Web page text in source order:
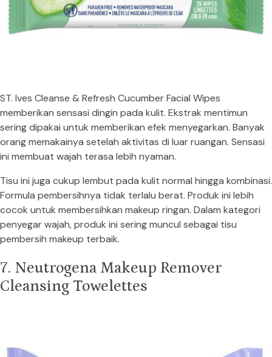
ST. Ives Cleanse & Refresh Cucumber Facial Wipes
memberikan sensasi dingin pada kulit. Ekstrak mentimun
sering dipakai untuk memberikan efek menyegarkan. Banyak
orang memakainya setelah aktivitas di luar ruangan. Sensasi
ini membuat wajah terasa lebih nyaman.
Tisu ini juga cukup lembut pada kulit normal hingga kombinasi.
Formula pembersihnya tidak terlalu berat. Produk ini lebih
cocok untuk membersihkan makeup ringan. Dalam kategori
penyegar wajah, produk ini sering muncul sebagai tisu
pembersih makeup terbaik.
7. Neutrogena Makeup Remover
Cleansing Towelettes